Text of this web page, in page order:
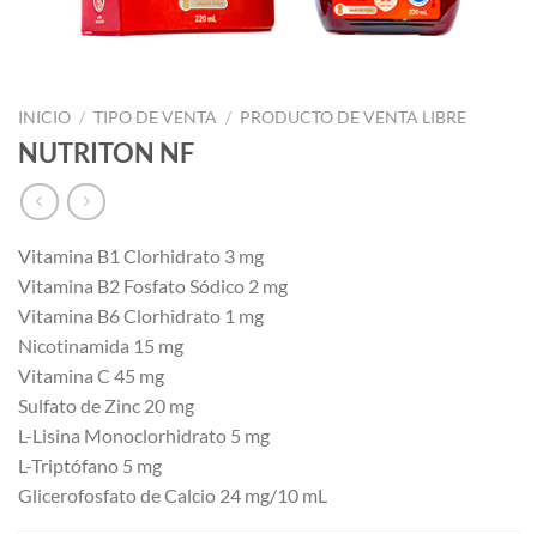
INICIO / TIPO DE VENTA / PRODUCTO DE VENTA LIBRE
NUTRITON NF
Vitamina B1 Clorhidrato 3 mg
Vitamina B2 Fosfato Sódico 2 mg
Vitamina B6 Clorhidrato 1 mg
Nicotinamida 15 mg
Vitamina C 45 mg
Sulfato de Zinc 20 mg
L-Lisina Monoclorhidrato 5 mg
L-Triptófano 5 mg
Glicerofosfato de Calcio 24 mg/10 mL